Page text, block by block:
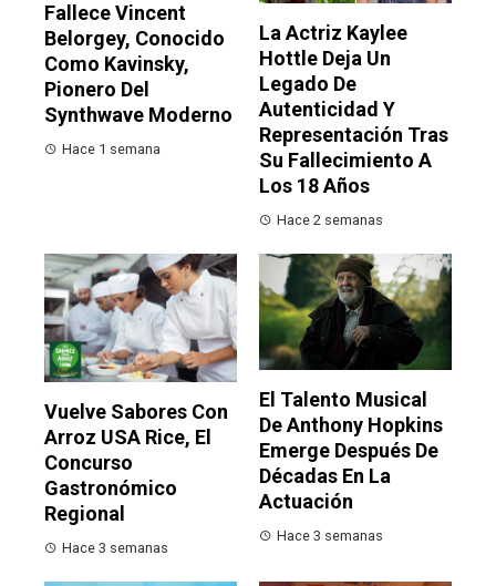
Fallece Vincent
Belorgey, Conocido
Como Kavinsky,
Pionero Del
Synthwave Moderno
Hace 1 semana
La Actriz Kaylee
Hottle Deja Un
Legado De
Autenticidad Y
Representación Tras
Su Fallecimiento A
Los 18 Años
Hace 2 semanas
Vuelve Sabores Con
Arroz USA Rice, El
Concurso
Gastronómico
Regional
Hace 3 semanas
El Talento Musical
De Anthony Hopkins
Emerge Después De
Décadas En La
Actuación
Hace 3 semanas